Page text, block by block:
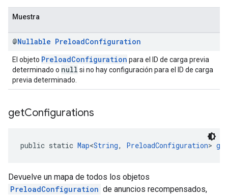
Muestra
@Nullable PreloadConfiguration
El objeto PreloadConfiguration para el ID de carga previa
determinado o null si no hay configuración para el ID de carga
previa determinado.
getConfigurations
public static Map<String, PreloadConfiguration>
Devuelve un mapa de todos los objetos
PreloadConfiguration de anuncios recompensados,